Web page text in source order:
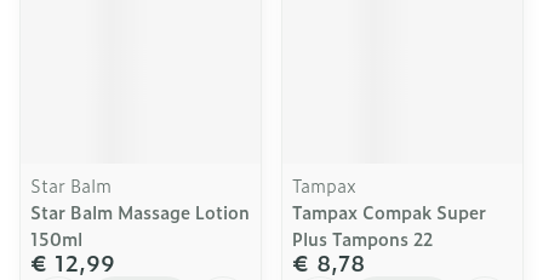
Star Balm
Star Balm Massage Lotion
150ml
€ 12,99
Tampax
Tampax Compak Super
Plus Tampons 22
€ 8,78